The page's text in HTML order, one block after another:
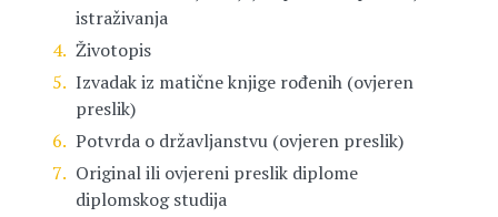
istraživanja
Životopis
Izvadak iz matične knjige rođenih (ovjeren
preslik)
Potvrda o državljanstvu (ovjeren preslik)
Original ili ovjereni preslik diplome
diplomskog studija